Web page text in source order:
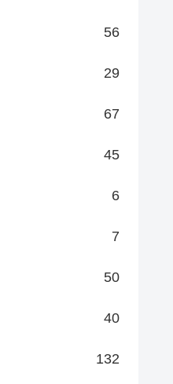
56
29
67
45
6
7
50
40
132